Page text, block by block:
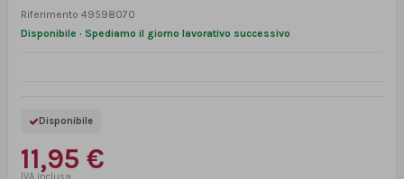
Riferimento 49598070
Disponibile · Spediamo il giorno lavorativo successivo
Disponibile
11,95 €